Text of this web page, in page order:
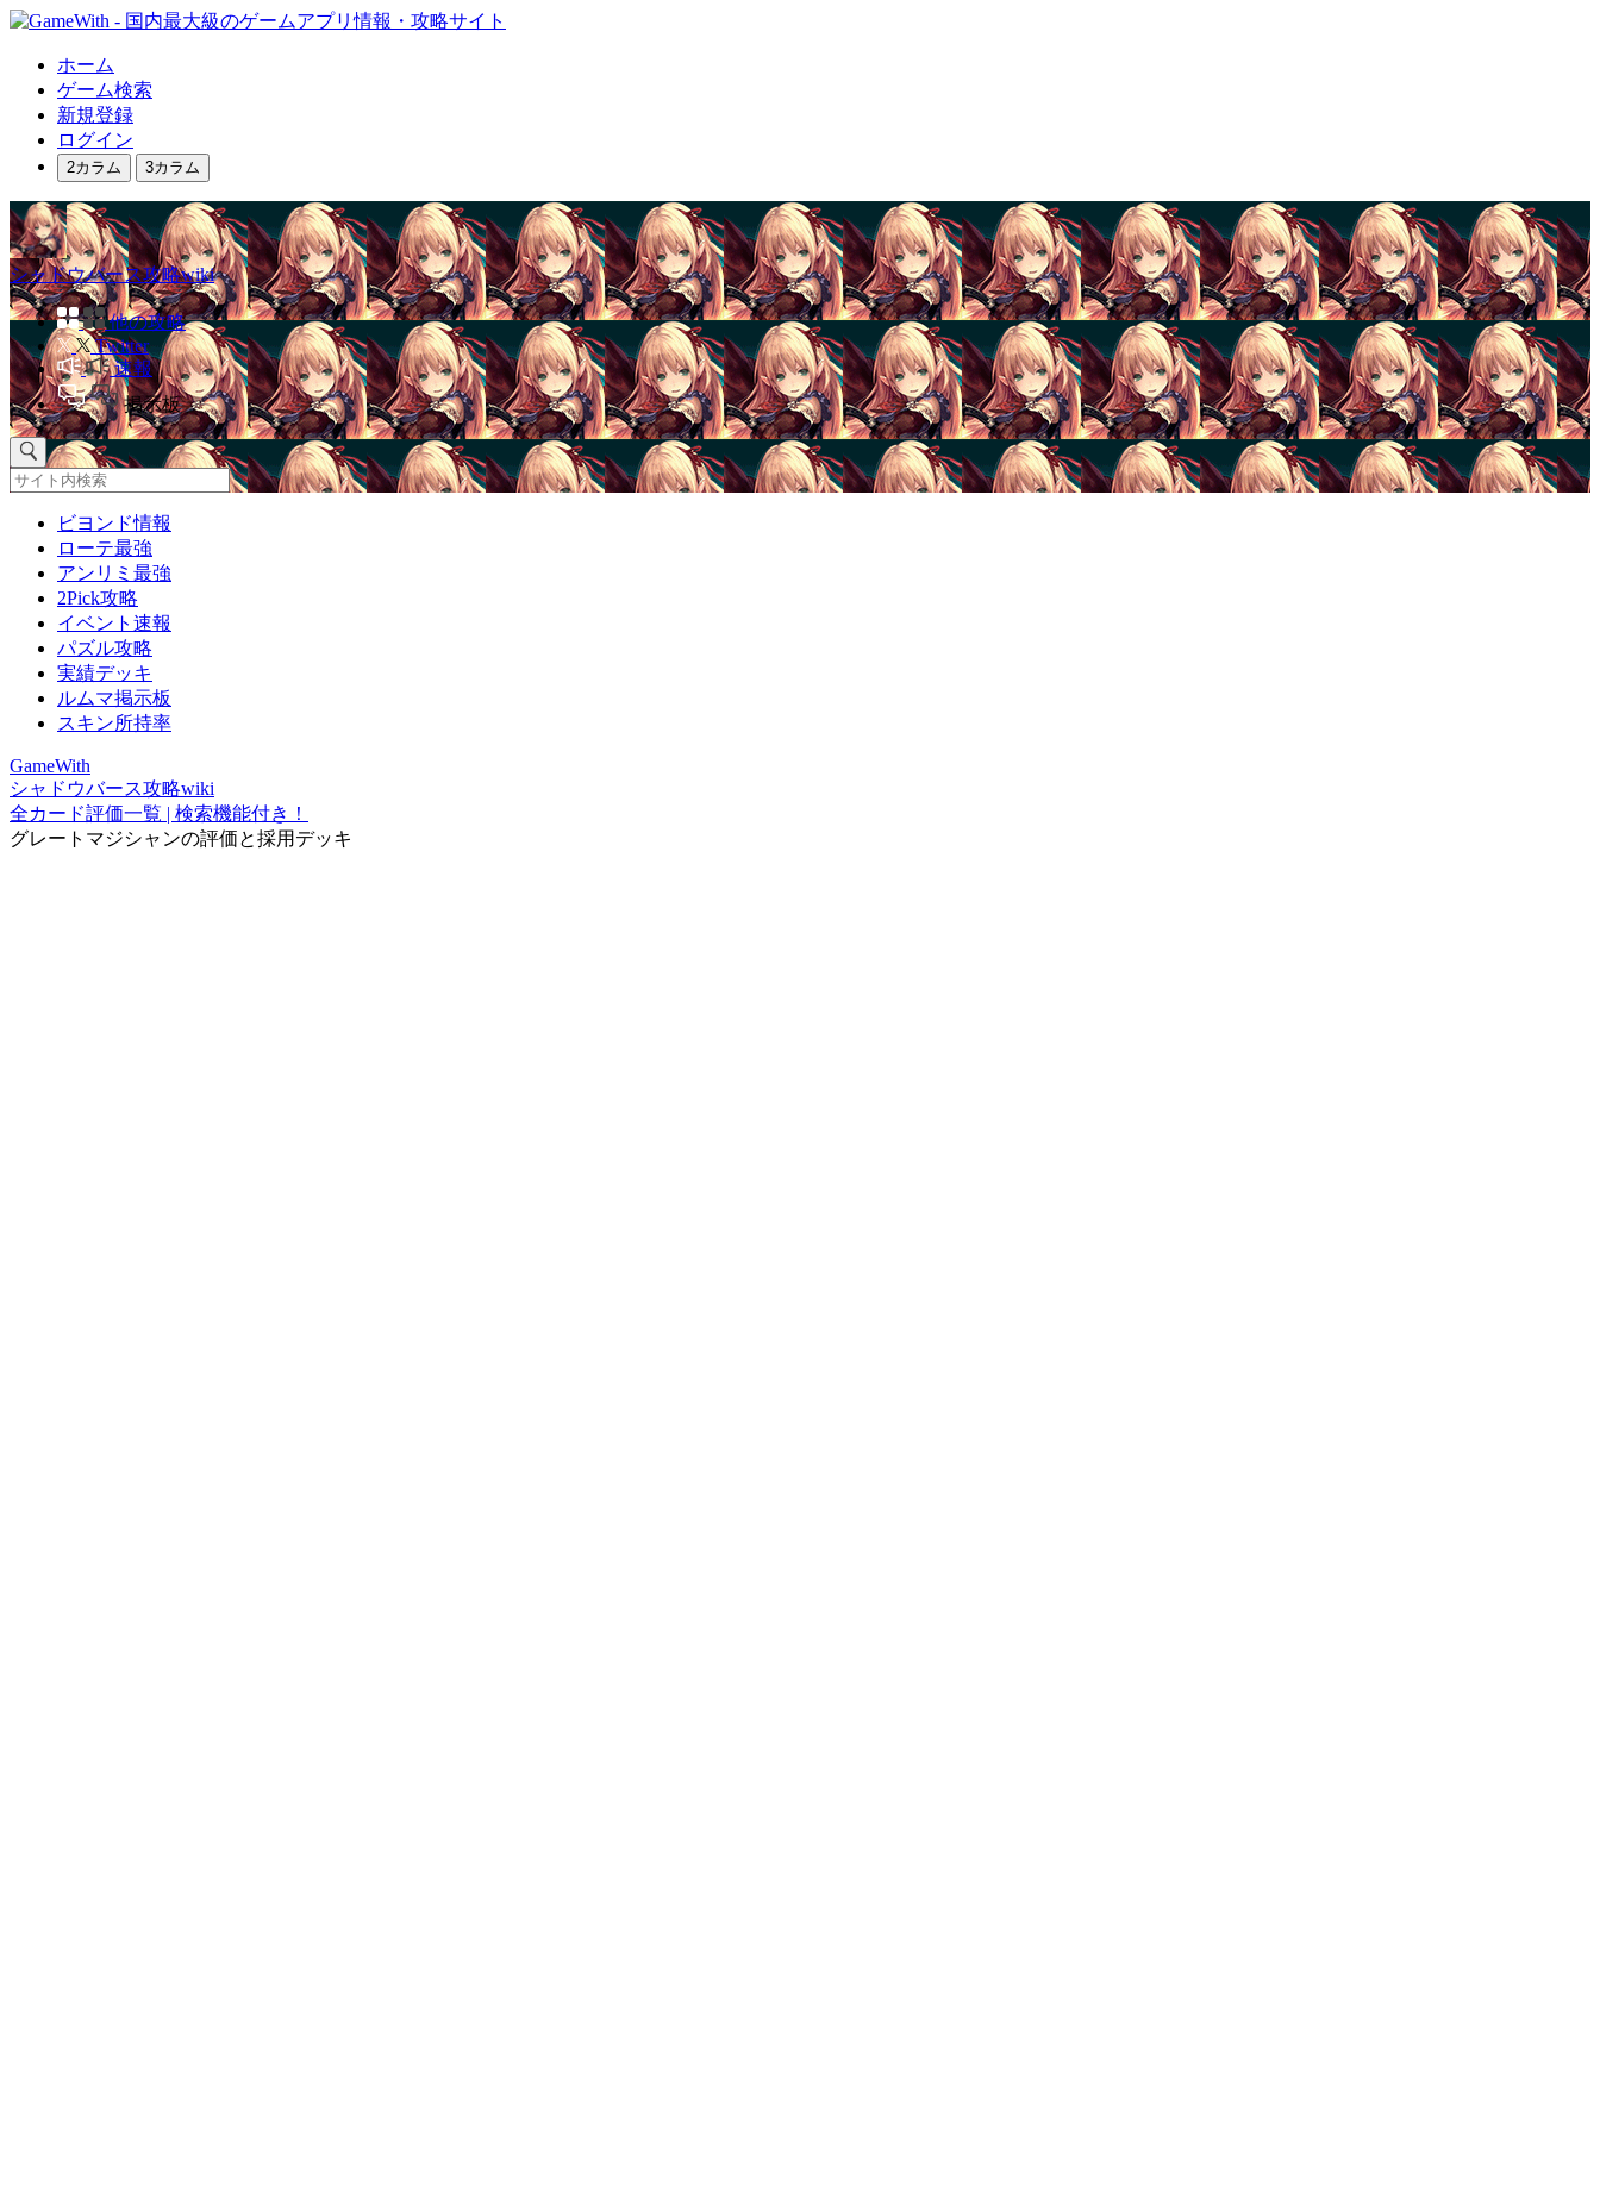
ホーム
ゲーム検索
新規登録
ログイン
2カラム 3カラム
シャドウバース攻略wiki
他の攻略
Twitter
速報
掲示板
ビヨンド情報
ローテ最強
アンリミ最強
2Pick攻略
イベント速報
パズル攻略
実績デッキ
ルムマ掲示板
スキン所持率
GameWith
シャドウバース攻略wiki
全カード評価一覧 | 検索機能付き！
グレートマジシャンの評価と採用デッキ